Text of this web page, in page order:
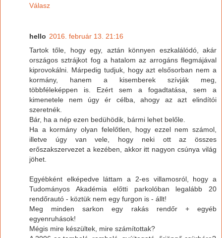
Válasz
hello 2016. február 13. 21:16
Tartok tőle, hogy egy, aztán könnyen eszkalálódó, akár
országos sztrájkot fog a hatalom az arrogáns flegmájával
kiprovokálni. Márpedig tudjuk, hogy azt elsősorban nem a
kormány, hanem a kisemberek szívják meg,
többféleképpen is. Ezért sem a fogadtatása, sem a
kimenetele nem úgy ér célba, ahogy az azt elindítói
szeretnék.
Bár, ha a nép ezen bedühödik, bármi lehet belőle.
Ha a kormány olyan felelőtlen, hogy ezzel nem számol,
illetve úgy van vele, hogy neki ott az összes
erőszakszervezet a kezében, akkor itt nagyon csúnya világ
jöhet.
Egyébként elképedve láttam a 2-es villamosról, hogy a
Tudományos Akadémia előtti parkolóban legalább 20
rendőrautó - köztük nem egy furgon is - állt!
Meg minden sarkon egy rakás rendőr + egyéb
egyenruhások!
Mégis mire készültek, mire számítottak?